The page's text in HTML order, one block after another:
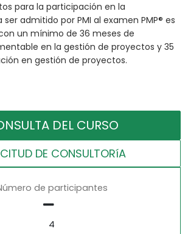
para la participación en la
admitido por PMI al examen PMP® es
un mínimo de 36 meses de
en la gestión de proyectos y 35
en gestión de proyectos.
DEL CURSO
DE CONSULTORíA
de participantes